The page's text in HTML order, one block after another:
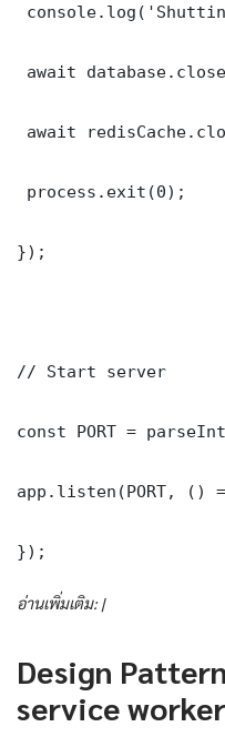
await
await
process.exit(0);
});
// Start server
const PORT =
app.listen(PORT, ()
});
อ่านเพิ่มเติม: |
Design
service